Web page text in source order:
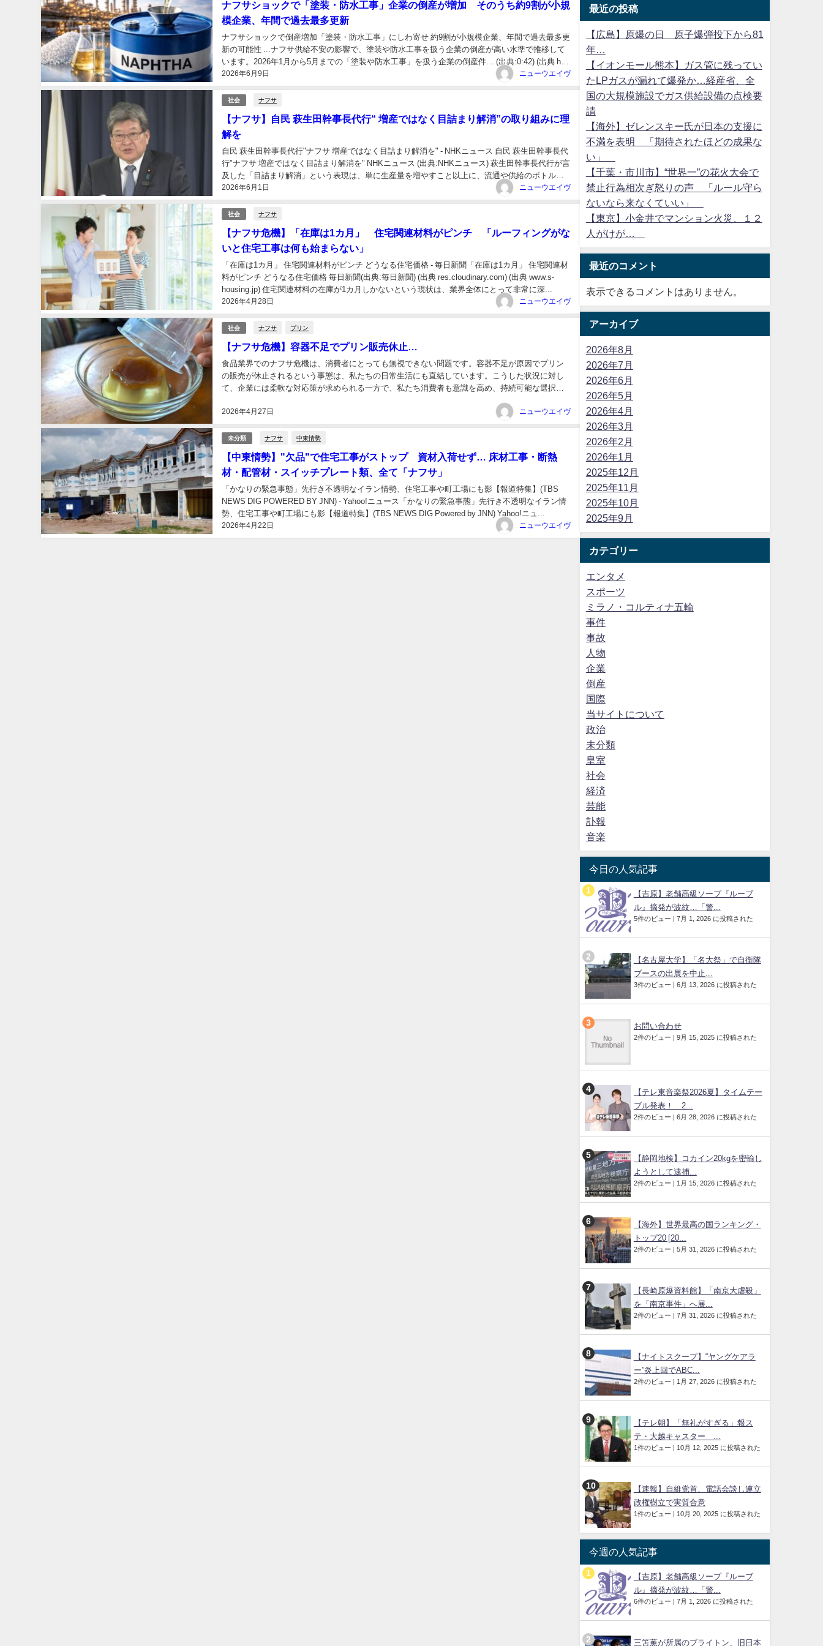
ナフサショックで「塗装・防水工事」企業の倒産が増加 そのうち約9割が小規
模企業、年間で過去最多更新
2026年6月9日
ナフサショックで倒産増加「塗装・防水工事」にしわ寄せ 約9割が小規模企業、年間で過去最多更
新の可能性 ...ナフサ供給不安の影響で、塗装や防水工事を扱う企業の倒産が高い水準で推移して
います。2026年1月から5月までの「塗装や防水工事」を扱う企業の倒産件… (出典:0:42) (出典 h-
bid.jp) (出典 fer...
ニューウエイヴ
社会 ナフサ
【ナフサ】自民 萩生田幹事長代行“ 増産ではなく目詰まり解消”の取り組みに理
解を
2026年6月1日
自民 萩生田幹事長代行"ナフサ 増産ではなく目詰まり解消を" - NHKニュース 自民 萩生田幹事長代
行"ナフサ 増産ではなく目詰まり解消を" NHKニュース (出典:NHKニュース) 萩生田幹事長代行が言
及した「目詰まり解消」という表現は、単に生産量を増やすこと以上に、流通や供給のボトルネ
ックを解消することが重要であ...
ニューウエイヴ
社会 ナフサ
【ナフサ危機】「在庫は1カ月」 住宅関連材料がピンチ 「ルーフィングがな
いと住宅工事は何も始まらない」
2026年4月28日
「在庫は1カ月」 住宅関連材料がピンチ どうなる住宅価格 - 毎日新聞「在庫は1カ月」 住宅関連材
料がピンチ どうなる住宅価格 毎日新聞(出典:毎日新聞) (出典 res.cloudinary.com) (出典 www.s-
housing.jp) 住宅関連材料の在庫が1カ月しかないという現状は、業界全体にとって非常に深...
ニューウエイヴ
社会 ナフサ プリン
【ナフサ危機】容器不足でプリン販売休止…
2026年4月27日
食品業界でのナフサ危機は、消費者にとっても無視できない問題です。容器不足が原因でプリン
の販売が休止されるという事態は、私たちの日常生活にも直結しています。こうした状況に対し
て、企業には柔軟な対応策が求められる一方で、私たち消費者も意識を高め、持続可能な選択を
ニューウエイヴ
未分類 ナフサ 中東情勢
【中東情勢】"欠品"で住宅工事がストップ 資材入荷せず… 床材工事・断熱
材・配管材・スイッチプレート類、全て「ナフサ」
2026年4月22日
「かなりの緊急事態」先行き不透明なイラン情勢、住宅工事や町工場にも影【報道特集】(TBS
NEWS DIG POWERED BY JNN) - Yahoo!ニュース「かなりの緊急事態」先行き不透明なイラン情
勢、住宅工事や町工場にも影【報道特集】(TBS NEWS DIG Powered by JNN) Yahoo!ニュ...
ニューウエイヴ
最近の投稿
【広島】原爆の日 原子爆弾投下から81
年…
【イオンモール熊本】ガス管に残ってい
たLPガスが漏れて爆発か…経産省、全
国の大規模施設でガス供給設備の点検要
請
【海外】ゼレンスキー氏が日本の支援に
不満を表明 「期待されたほどの成果な
い」
【千葉・市川市】“世界一”の花火大会で
禁止行為相次ぎ怒りの声 「ルール守ら
ないなら来なくていい」
【東京】小金井でマンション火災、１２
人がけが…
最近のコメント
表示できるコメントはありません。
アーカイブ
2026年8月
2026年7月
2026年6月
2026年5月
2026年4月
2026年3月
2026年2月
2026年1月
2025年12月
2025年11月
2025年10月
2025年9月
カテゴリー
エンタメ
スポーツ
ミラノ・コルティナ五輪
事件
事故
人物
企業
倒産
国際
当サイトについて
政治
未分類
皇室
社会
経済
芸能
訃報
音楽
今日の人気記事
【吉原】老舗高級ソープ『ルーブ
ル』摘発が波紋…「警...
5件のビュー | 7月 1, 2026 に投稿された
【名古屋大学】「名大祭」で自衛隊
ブースの出展を中止...
3件のビュー | 6月 13, 2026 に投稿された
お問い合わせ
2件のビュー | 9月 15, 2025 に投稿された
【テレ東音楽祭2026夏】タイムテー
ブル発表！ 2...
2件のビュー | 6月 28, 2026 に投稿された
【静岡地検】コカイン20kgを密輸し
ようとして逮捕...
2件のビュー | 1月 15, 2026 に投稿された
【海外】世界最高の国ランキング・
トップ20 [20...
2件のビュー | 5月 31, 2026 に投稿された
【長崎原爆資料館】「南京大虐殺」
を「南京事件」へ展...
2件のビュー | 7月 31, 2026 に投稿された
【ナイトスクープ】“ヤングケアラ
ー”炎上回でABC...
2件のビュー | 1月 27, 2026 に投稿された
【テレ朝】「無礼がすぎる」報ス
テ・大越キャスター ...
1件のビュー | 10月 12, 2025 に投稿された
【速報】自維党首、電話会談し連立
政権樹立で実質合意
1件のビュー | 10月 20, 2025 に投稿された
今週の人気記事
【吉原】老舗高級ソープ『ルーブ
ル』摘発が波紋…「警...
6件のビュー | 7月 1, 2026 に投稿された
三笘薫が所属のブライトン、旧日本